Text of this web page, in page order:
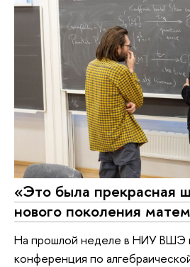
«Это была прекрасная
нового поколения
На прошлой неделе в НИУ ВШЭ
конференция по